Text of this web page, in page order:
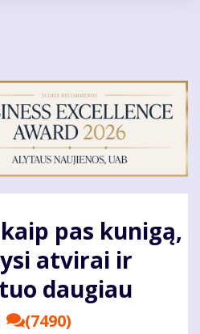
pas kunigą,
atvirai ir
daugiau
(7490)